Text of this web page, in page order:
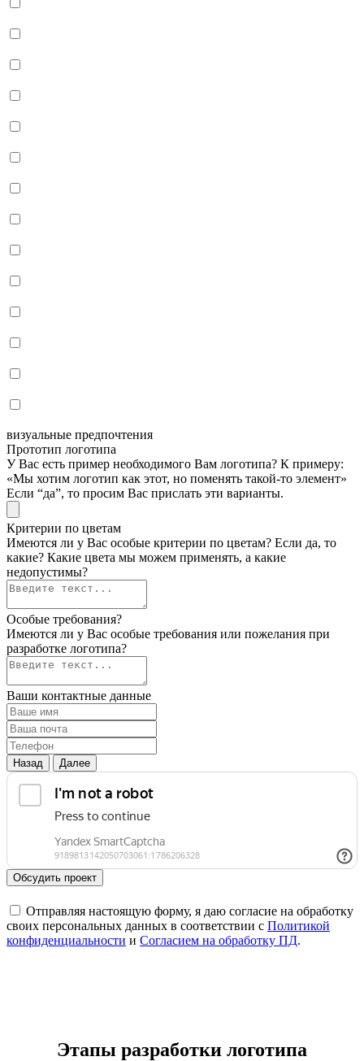
визуальные предпочтения
Прототип логотипа
У Вас есть пример необходимого Вам логотипа? К примеру:
«Мы хотим логотип как этот, но поменять такой-то элемент»
Если “да”, то просим Вас прислать эти варианты.
Критерии по цветам
Имеются ли у Вас особые критерии по цветам? Если да, то
какие? Какие цвета мы можем применять, а какие
недопустимы?
Особые требования?
Имеются ли у Вас особые требования или пожелания при
разработке логотипа?
Ваши контактные данные
Назад Далее
Обсудить проект
Отправляя настоящую форму, я даю согласие на обработку
своих персональных данных в соответствии с Политикой
конфиденциальности и Согласием на обработку ПД.
Этапы разработки логотипа